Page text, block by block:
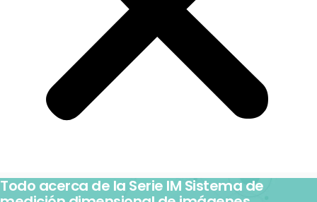
Todo acerca de la Serie IM Sistema de